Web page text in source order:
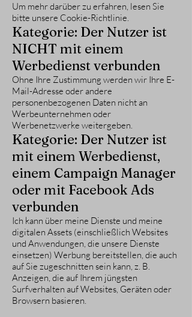
Um mehr darüber zu erfahren, lesen Sie
bitte unsere Cookie-Richtlinie.
Kategorie: Der Nutzer ist
NICHT mit einem
Werbedienst verbunden
Ohne Ihre Zustimmung werden wir Ihre E-
Mail-Adresse oder andere
personenbezogenen Daten nicht an
Werbeunternehmen oder
Werbenetzwerke weitergeben.
Kategorie: Der Nutzer ist
mit einem Werbedienst,
einem Campaign Manager
oder mit Facebook Ads
verbunden
Ich kann über meine Dienste und meine
digitalen Assets (einschließlich Websites
und Anwendungen, die unsere Dienste
einsetzen) Werbung bereitstellen, die auch
auf Sie zugeschnitten sein kann, z. B.
Anzeigen, die auf Ihrem jüngsten
Surfverhalten auf Websites, Geräten oder
Browsern basieren.